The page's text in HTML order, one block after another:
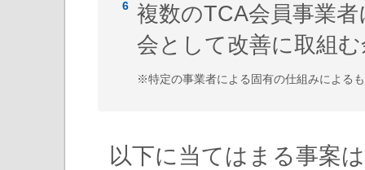
複数のTCA会員事業
会として改善に取組
※特定の事業者による固有の仕組みによる
以下に当てはまる事案